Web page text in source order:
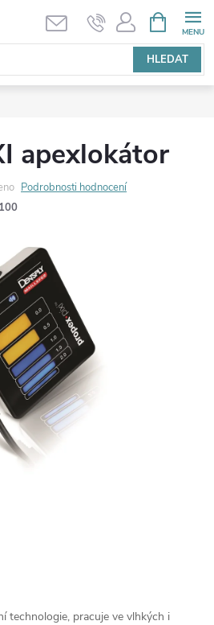
HLEDAT
NÁKUPNÍ
KOŠÍK
apexlokátor
Podrobnosti hodnocení
technologie, pracuje ve vlhkých i